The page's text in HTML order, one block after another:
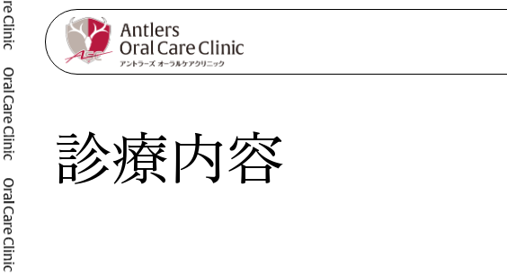
つくばの歯医者で美しい歯並びと健康な噛み合わせを｜アントラーズの矯正歯科
診療内容